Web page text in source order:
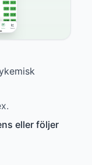
eller följer